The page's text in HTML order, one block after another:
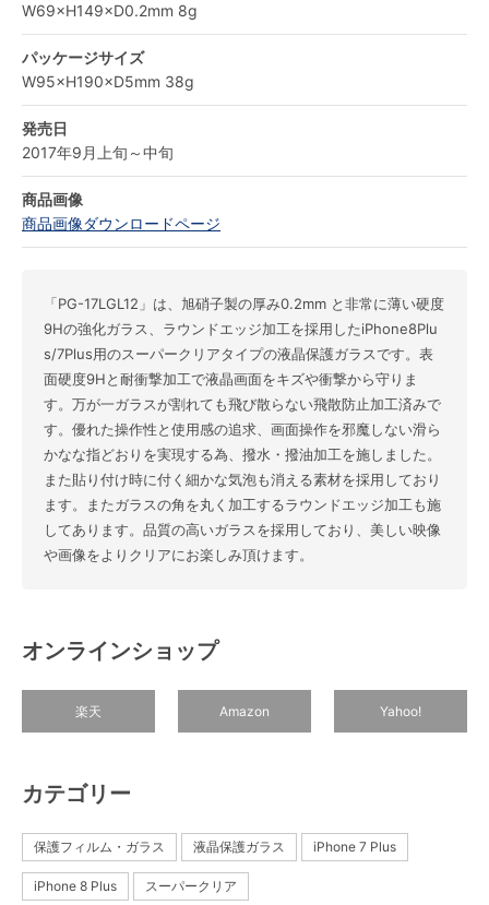
W69×H149×D0.2mm 8g
パッケージサイズ
W95×H190×D5mm 38g
発売日
‎2017年9月上旬～中旬
商品画像
商品画像ダウンロードページ
「PG-17LGL12」は、旭硝子製の厚み0.2mm と非常に薄い硬度
9Hの強化ガラス、ラウンドエッジ加工を採用したiPhone8Plu
s/7Plus用のスーパークリアタイプの液晶保護ガラスです。表
面硬度9Hと耐衝撃加工で液晶画面をキズや衝撃から守りま
す。万が一ガラスが割れても飛び散らない飛散防止加工済みで
す。優れた操作性と使用感の追求、画面操作を邪魔しない滑ら
かなな指どおりを実現する為、撥水・撥油加工を施しました。
また貼り付け時に付く細かな気泡も消える素材を採用しており
ます。またガラスの角を丸く加工するラウンドエッジ加工も施
してあります。品質の高いガラスを採用しており、美しい映像
や画像をよりクリアにお楽しみ頂けます。
オンラインショップ
楽天 Amazon Yahoo!
カテゴリー
保護フィルム・ガラス 液晶保護ガラス iPhone 7 Plus
iPhone 8 Plus スーパークリア